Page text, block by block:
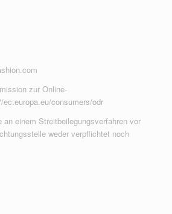
zur Online-
ec.europa.eu/consumers/odr
an einem Streitbeilegungsverfahren vor
weder verpflichtet noch